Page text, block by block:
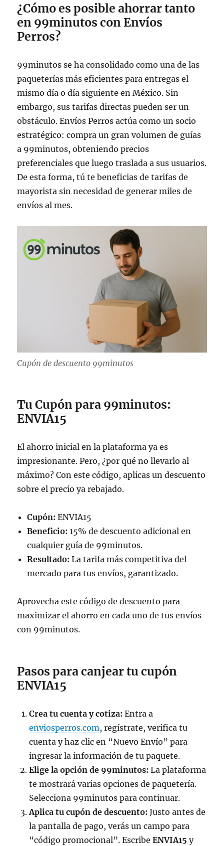
¿Cómo es posible ahorrar tanto
en 99minutos con Envíos
Perros?
99minutos se ha consolidado como una de las
paqueterías más eficientes para entregas el
mismo día o día siguiente en México. Sin
embargo, sus tarifas directas pueden ser un
obstáculo. Envíos Perros actúa como un socio
estratégico: compra un gran volumen de guías
a 99minutos, obteniendo precios
preferenciales que luego traslada a sus usuarios.
De esta forma, tú te beneficias de tarifas de
mayorista sin necesidad de generar miles de
envíos al mes.
Cupón de descuento 99minutos
Tu Cupón para 99minutos:
ENVIA15
El ahorro inicial en la plataforma ya es
impresionante. Pero, ¿por qué no llevarlo al
máximo? Con este código, aplicas un descuento
sobre el precio ya rebajado.
Cupón: ENVIA15
Beneficio: 15% de descuento adicional en
cualquier guía de 99minutos.
Resultado: La tarifa más competitiva del
mercado para tus envíos, garantizado.
Aprovecha este código de descuento para
maximizar el ahorro en cada uno de tus envíos
con 99minutos.
Pasos para canjear tu cupón
ENVIA15
Crea tu cuenta y cotiza: Entra a
enviosperros.com, regístrate, verifica tu
cuenta y haz clic en “Nuevo Envío” para
ingresar la información de tu paquete.
Elige la opción de 99minutos: La plataforma
te mostrará varias opciones de paquetería.
Selecciona 99minutos para continuar.
Aplica tu cupón de descuento: Justo antes de
la pantalla de pago, verás un campo para
“código promocional”. EscribeENVIA15 y